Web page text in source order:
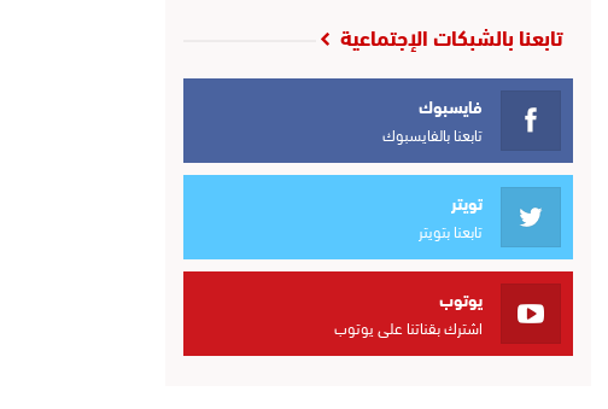
تابعنا بالشبكات الإجتماعية
فايسبوك
تابعنا بالفايسبوك
تويتر
تابعنا بتويتر
يوتوب
اشترك بقناتنا على يوتوب